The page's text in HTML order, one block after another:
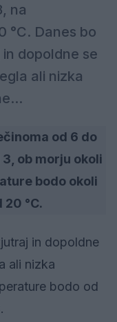
na
°C. Danes bo
dopoldne se
ali nizka
od 6 do
ob morju okoli
bodo okoli
20 °C.
in dopoldne
ali nizka
bodo od